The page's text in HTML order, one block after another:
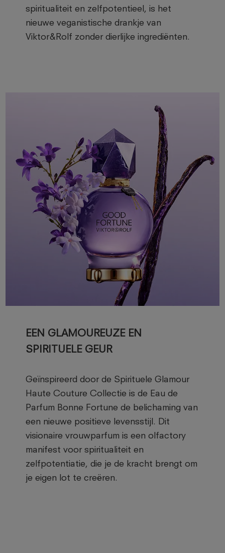
spiritualiteit en zelfpotentieel, is het
nieuwe veganistische drankje van
Viktor&Rolf zonder dierlijke ingrediënten.
EEN GLAMOUREUZE EN
SPIRITUELE GEUR
Geïnspireerd door de Spirituele Glamour
Haute Couture Collectie is de Eau de
Parfum Bonne Fortune de belichaming van
een nieuwe positieve levensstijl. Dit
visionaire vrouwparfum is een olfactory
manifest voor spiritualiteit en
zelfpotentiatie, die je de kracht brengt om
je eigen lot te creëren.